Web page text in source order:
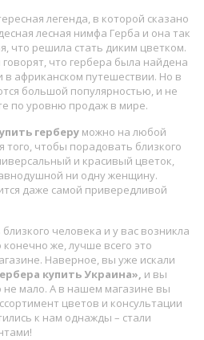
легенда, в которой сказано
лесная нимфа Герба и она так
что решила стать диким цветком.
что гербера была найдена
в африканском путешествии. Но в
большой популярностью, и не
по уровню продаж в мире.
герберу можно на любой
того, чтобы порадовать близкого
и красивый цветок,
ни одну женщину.
даже самой привередливой
человека и у вас возникла
конечно же, лучше всего это
Наверное, вы уже искали
купить Украина», и вы
не мало. А в нашем магазине вы
цветов и консультации
к нам однажды – стали